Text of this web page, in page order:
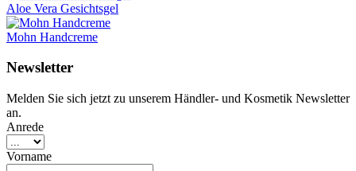
Aloe Vera Gesichtsgel
Mohn Handcreme
Newsletter
Melden Sie sich jetzt zu unserem Händler- und Kosmetik Newsletter
an.
Anrede
Vorname